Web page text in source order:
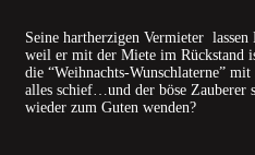
Seine hartherzigen Vermieter
weil er mit der Miete im Rückstand
die “Weihnachts-Wunschlaterne”
alles schief…und der böse Zauberer
wieder zum Guten wenden?